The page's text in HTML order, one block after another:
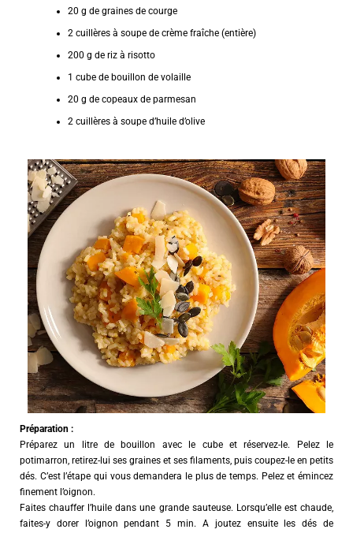
20 g de graines de courge
2 cuillères à soupe de crème fraîche (entière)
200 g de riz à risotto
1 cube de bouillon de volaille
20 g de copeaux de parmesan
2 cuillères à soupe d’huile d’olive
Préparation :
Préparez un litre de bouillon avec le cube et réservez-le. Pelez le
potimarron, retirez-lui ses graines et ses filaments, puis coupez-le en petits
dés. C’est l’étape qui vous demandera le plus de temps. Pelez et émincez
finement l’oignon.
Faites chauffer l’huile dans une grande sauteuse. Lorsqu’elle est chaude,
faites-y dorer l’oignon pendant 5 min. A joutez ensuite les dés de